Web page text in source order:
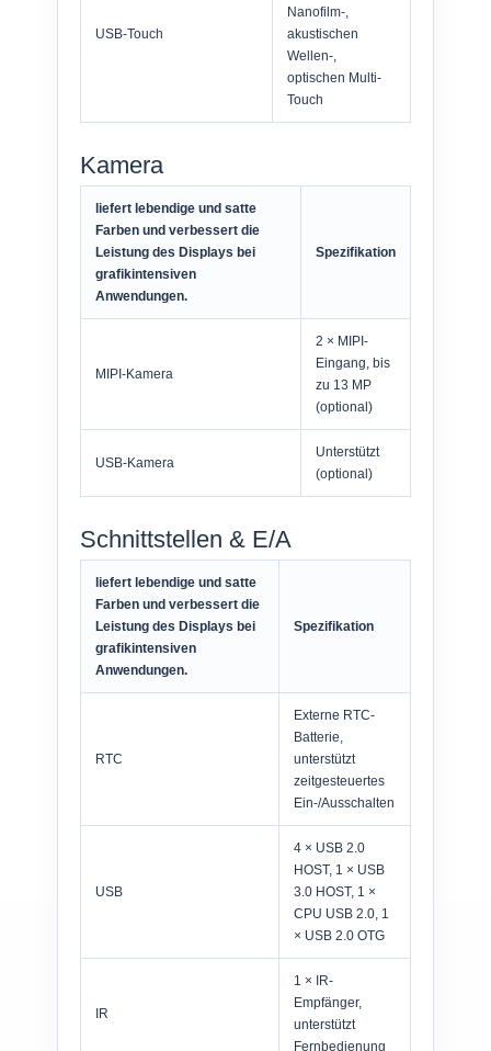
USB-Touch
Nanofilm-,
akustischen
Wellen-,
optischen Multi-
Touch
Kamera
liefert lebendige und satte
Farben und verbessert die
Leistung des Displays bei
grafikintensiven
Anwendungen.
Spezifikation
MIPI-Kamera
2 × MIPI-
Eingang, bis
zu 13 MP
(optional)
USB-Kamera
Unterstützt
(optional)
Schnittstellen & E/A
liefert lebendige und satte
Farben und verbessert die
Leistung des Displays bei
grafikintensiven
Anwendungen.
Spezifikation
RTC
Externe RTC-
Batterie,
unterstützt
zeitgesteuertes
Ein-/Ausschalten
USB
4 × USB 2.0
HOST, 1 × USB
3.0 HOST, 1 ×
CPU USB 2.0, 1
× USB 2.0 OTG
IR
1 × IR-
Empfänger,
unterstützt
Fernbedienung